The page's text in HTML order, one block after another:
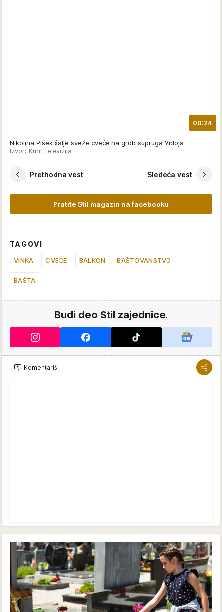
00:24
Nikolina Pišek šalje sveže cveće na grob supruga Vidoja
Izvor: Kurir televizija
Prethodna vest Sledeća vest
Pratite Stil magazin na facebooku
TAGOVI
VINKA CVEĆE BALKON BAŠTOVANSTVO
BAŠTA
Budi deo Stil zajednice.
Komentariši